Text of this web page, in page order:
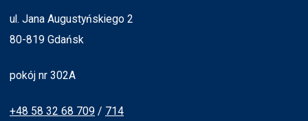
ul. Jana Augustyńskiego 2
80-819 Gdańsk
pokój nr 302A
+48 58 32 68 709 / 714